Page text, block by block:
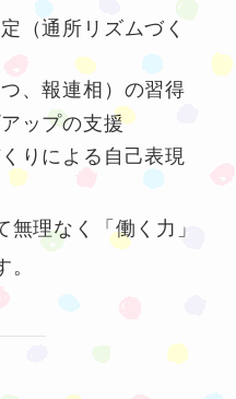
（通所リズムづく
、報連相）の習得
ップの支援
りによる自己表現
理なく「働く力」